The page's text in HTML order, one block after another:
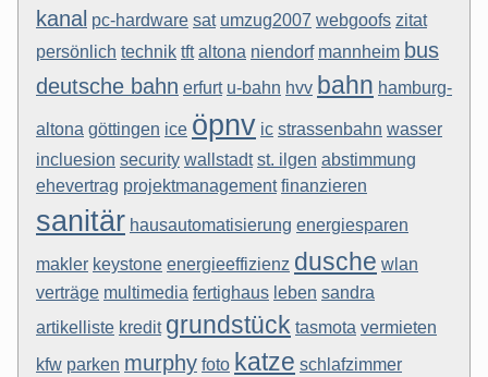
kanal pc-hardware sat umzug2007 webgoofs zitat
persönlich technik tft altona niendorf mannheim bus
deutsche bahn erfurt u-bahn hvv bahn hamburg-
altona göttingen ice öpnv ic strassenbahn wasser
incluesion security wallstadt st. ilgen abstimmung
ehevertrag projektmanagement finanzieren
sanitär hausautomatisierung energiesparen
makler keystone energieeffizienz dusche wlan
verträge multimedia fertighaus leben sandra
artikelliste kredit grundstück tasmota vermieten
kfw parken murphy foto katze schlafzimmer